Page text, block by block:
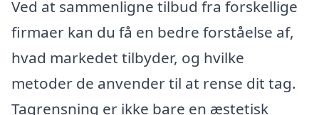
Ved at sammenligne tilbud fra forskellige
firmaer kan du få en bedre forståelse af,
hvad markedet tilbyder, og hvilke
metoder de anvender til at rense dit tag.
Tagrensning er ikke bare en æstetisk